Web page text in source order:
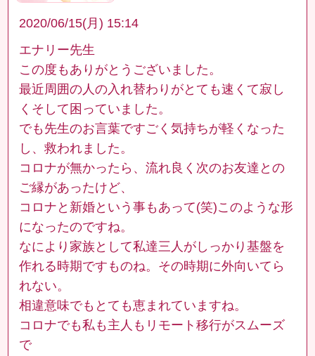
2020/06/15(月) 15:14
エナリー先生
この度もありがとうございました。
最近周囲の人の入れ替わりがとても速くて寂し
くそして困っていました。
でも先生のお言葉ですごく気持ちが軽くなった
し、救われました。
コロナが無かったら、流れ良く次のお友達との
ご縁があったけど、
コロナと新婚という事もあって(笑)このような形
になったのですね。
なにより家族として私達三人がしっかり基盤を
作れる時期ですものね。その時期に外向いてら
れない。
相違意味でもとても恵まれていますね。
コロナでも私も主人もリモート移行がスムーズ
で